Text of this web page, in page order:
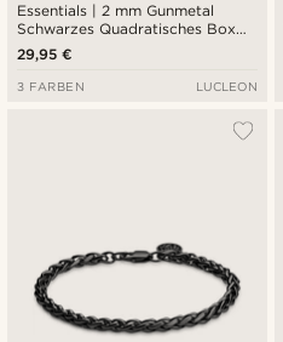
Essentials | 2 mm Gunmetal
Schwarzes Quadratisches Box
Kettenarmband
29,95 €
3 FARBEN LUCLEON